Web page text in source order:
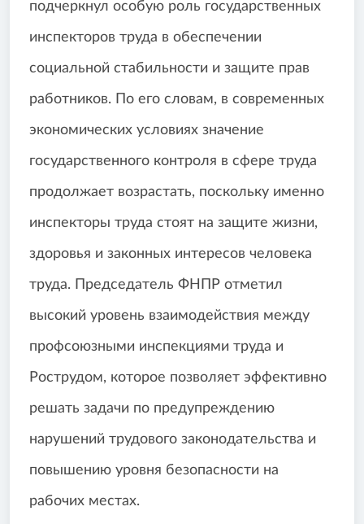
подчеркнул особую роль государственных
инспекторов труда в обеспечении
социальной стабильности и защите прав
работников. По его словам, в современных
экономических условиях значение
государственного контроля в сфере труда
продолжает возрастать, поскольку именно
инспекторы труда стоят на защите жизни,
здоровья и законных интересов человека
труда. Председатель ФНПР отметил
высокий уровень взаимодействия между
профсоюзными инспекциями труда и
Рострудом, которое позволяет эффективно
решать задачи по предупреждению
нарушений трудового законодательства и
повышению уровня безопасности на
рабочих местах.